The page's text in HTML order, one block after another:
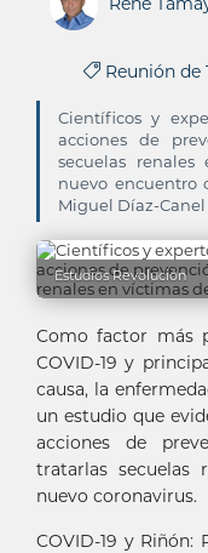
René
Reunión de
Científicos y
acciones de
secuelas
nuevo encuentro
Miguel Díaz-
Estudios Revolución
Como factor más
COVID-19 y
causa, la
un estudio que
acciones de
tratarlas secuelas
nuevo coronavirus.
COVID-19 y Riñón: